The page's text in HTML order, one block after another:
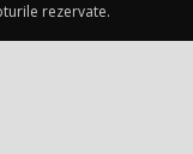
rezervate.